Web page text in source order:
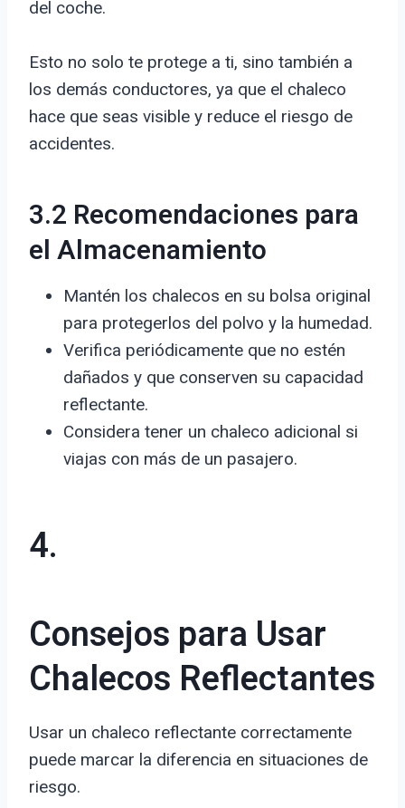
del coche.
Esto no solo te protege a ti, sino también a
los demás conductores, ya que el chaleco
hace que seas visible y reduce el riesgo de
accidentes.
3.2 Recomendaciones para
el Almacenamiento
Mantén los chalecos en su bolsa original
para protegerlos del polvo y la humedad.
Verifica periódicamente que no estén
dañados y que conserven su capacidad
reflectante.
Considera tener un chaleco adicional si
viajas con más de un pasajero.
4.
Consejos para Usar
Chalecos Reflectantes
Usar un chaleco reflectante correctamente
puede marcar la diferencia en situaciones de
riesgo.